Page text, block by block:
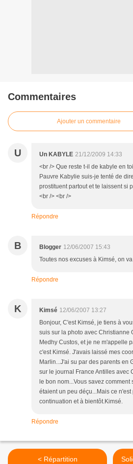
Commentaires
Ajouter un commentaire
U Un KABYLE 21/12/2009 14:33
<br /> Que reste t-il de kabyle en
Pauvre Kabylie suis-je tenté de
prostituent partout et te laissent si
<br /> <br />
Répondre
B Blogger 12/06/2007 15:43
Toutes nos excuses à Kimsé, on
Répondre
K Kimsé 12/06/2007 13:27
Bonjour, C'est Kimsé, je tiens à
suis sur la photo avec Christianne
Medhy Custos, et je ne m'appelle
c'est Kimsé. J'avais laissé mes
Marlin...J'ai su par des parents en
sur le journal France Antilles avec
le bon nom...Vous savez comment
étaient un peu déçu...Mais ce
continuation et à bientôt.Kimsé.
Répondre
< Répartition